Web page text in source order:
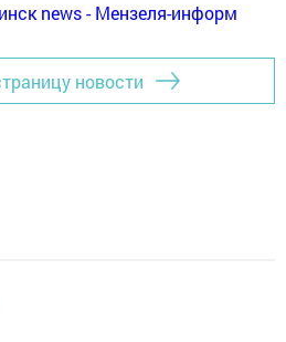
news - Мензеля-информ
новости